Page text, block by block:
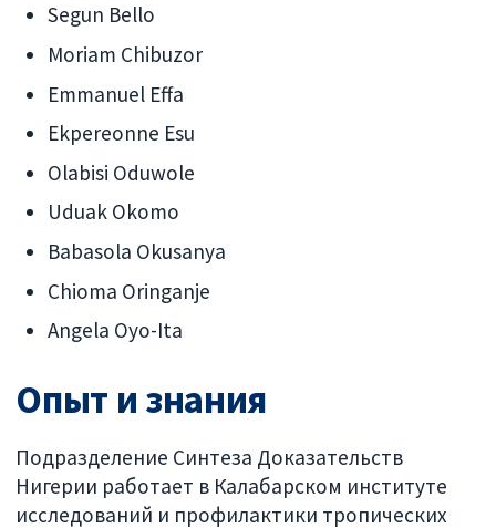
Segun Bello
Moriam Chibuzor
Emmanuel Effa
Ekpereonne Esu
Olabisi Oduwole
Uduak Okomo
Babasola Okusanya
Chioma Oringanje
Angela Oyo-Ita
Опыт и знания
Подразделение Синтеза Доказательств
Нигерии работает в Калабарском институте
исследований и профилактики тропических